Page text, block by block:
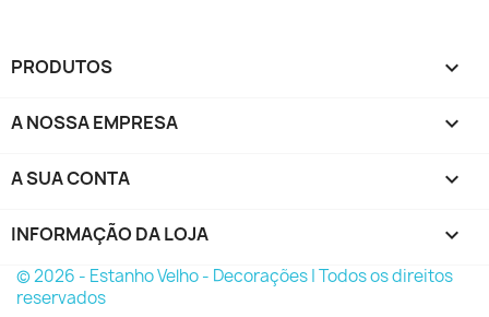
PRODUTOS 
A NOSSA EMPRESA 
A SUA CONTA 
INFORMAÇÃO DA LOJA keyboard_arrow_down
© 2026 - Estanho Velho - Decorações | Todos os direitos
reservados